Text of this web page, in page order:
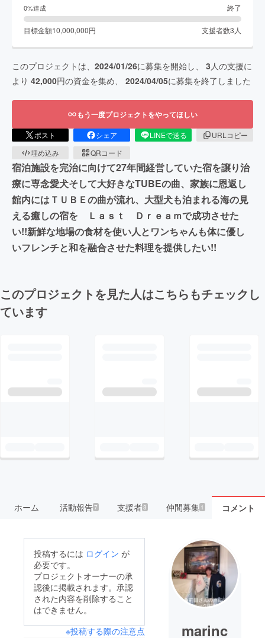
0%達成 終了
目標金額10,000,000円 支援者数3 人
このプロジェクトは、 2024/01/26に募集を開始し、 3人の支援に
より 42,000円の資金を集め、 2024/04/05に募集を終了しました
もう一度プロジェクトをやってほしい
ポスト シェア LINEで送る
URLコピー
埋め込み
QRコード
宿泊施設を完治に向けて27年間経営していた宿を譲り治
療に専念愛犬そして大好きなTUBEの曲、家族に恩返し
館内にはＴＵＢＥの曲が流れ、大型犬も泊まれる海の見
える癒しの宿を Ｌａｓｔ Ｄｒｅａｍで成功させた
い!!新鮮な地場の食材を使い人とワンちゃんも体に優し
いフレンチと和を融合させた料理を提供したい!!
このプロジェクトを見た人はこちらもチェックし
ています
ホーム 活動報告7 支援者3 仲間募集 1 コメント
投稿するには ログイン が
必要です。
プロジェクトオーナーの承
認後に掲載されます。承認
された内容を削除すること
はできません。
※投稿する際の注意点
marinc